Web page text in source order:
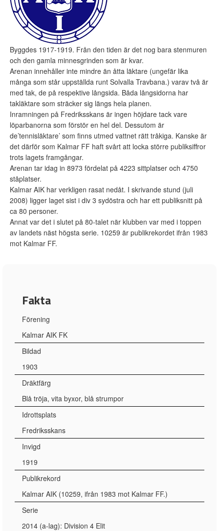
Byggdes 1917-1919. Från den tiden är det nog bara stenmuren
och den gamla minnesgrinden som är kvar.
Arenan innehåller inte mindre än åtta läktare (ungefär lika
många som står uppställda runt Solvalla Travbana.) varav två är
med tak, de på respektive långsida. Båda långsidorna har
takläktare som sträcker sig längs hela planen.
Inramningen på Fredriksskans är ingen höjdare tack vare
löparbanorna som förstör en hel del. Dessutom är
de’tennisläktare’ som finns utmed vattnet rätt tråkiga. Kanske är
det därför som Kalmar FF haft svårt att locka större publiksiffror
trots lagets framgångar.
Arenan tar idag in 8973 fördelat på 4223 sittplatser och 4750
ståplatser.
Kalmar AIK har verkligen rasat nedåt. I skrivande stund (juli
2008) ligger laget sist i div 3 sydöstra och har ett publiksnitt på
ca 80 personer.
Annat var det i slutet på 80-talet när klubben var med i toppen
av landets näst högsta serie. 10259 är publikrekordet ifrån 1983
mot Kalmar FF.
Fakta
Förening
Kalmar AIK FK
Bildad
1903
Dräktfärg
Blå tröja, vita byxor, blå strumpor
Idrottsplats
Fredriksskans
Invigd
1919
Publikrekord
Kalmar AIK (10259, ifrån 1983 mot Kalmar FF.)
Serie
2014 (a-lag): Division 4 Elit